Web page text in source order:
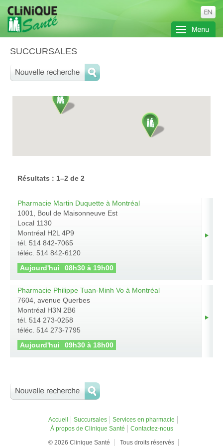
SUCCURSALES
Résultats : 1–2 de 2
Pharmacie Martin Duquette à Montréal
1001, Boul de Maisonneuve Est
Local 1130
Montréal H2L 4P9
tél. 514 842-7065
téléc. 514 842-6120
Aujourd'hui
08h30 à 19h00
Pharmacie Philippe Tuan-Minh Vo à Montréal
7604, avenue Querbes
Montréal H3N 2B6
tél. 514 273-0258
téléc. 514 273-7795
Aujourd'hui
09h30 à 18h00
Accueil Succursales
Services en pharmacie
À propos de Clinique Santé
Contactez-nous
© 2026 Clinique Santé
Tous droits réservés